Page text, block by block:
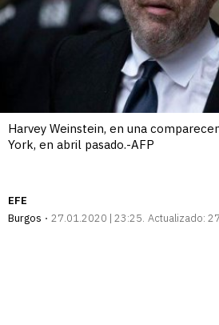
Harvey Weinstein, en una
York, en abril pasado.-AFP
EFE
Burgos
27.01.2020 | 23:25 Actualizado: